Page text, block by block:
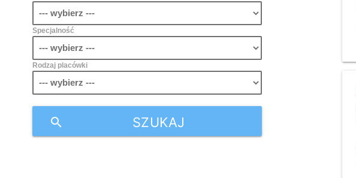
Specjalność
Rodzaj placówki
SZUKAJ
search